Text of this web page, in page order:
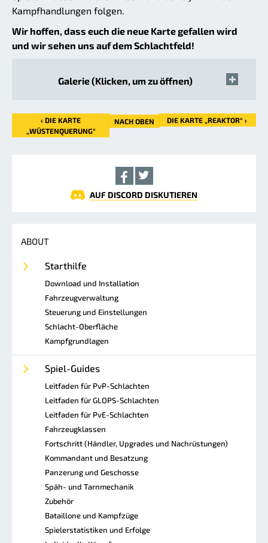
Kampfhandlungen folgen.
Wir hoffen, dass euch die neue Karte gefallen wird
und wir sehen uns auf dem Schlachtfeld!
Galerie (Klicken, um zu öffnen)
‹ DIE KARTE
„WÜSTENQUERUNG“
NACH OBEN DIE KARTE „REAKTOR“ ›
AUF DISCORD DISKUTIEREN
ABOUT
Starthilfe
Download und Installation
Fahrzeugverwaltung
Steuerung und Einstellungen
Schlacht-Oberfläche
Kampfgrundlagen
Spiel-Guides
Leitfaden für PvP-Schlachten
Leitfaden für GLOPS-Schlachten
Leitfaden für PvE-Schlachten
Fahrzeugklassen
Fortschritt (Händler, Upgrades und Nachrüstungen)
Kommandant und Besatzung
Panzerung und Geschosse
Späh- und Tarnmechanik
Zubehör
Bataillone und Kampfzüge
Spielerstatistiken und Erfolge